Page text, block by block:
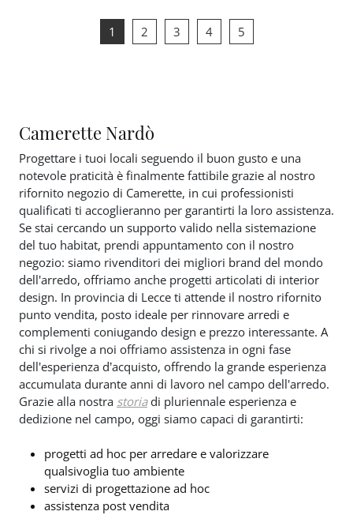
1 2 3 4 5
Camerette Nardò
Progettare i tuoi locali seguendo il buon gusto e una
notevole praticità è finalmente fattibile grazie al nostro
rifornito negozio di Camerette, in cui professionisti
qualificati ti accoglieranno per garantirti la loro assistenza.
Se stai cercando un supporto valido nella sistemazione
del tuo habitat, prendi appuntamento con il nostro
negozio: siamo rivenditori dei migliori brand del mondo
dell'arredo, offriamo anche progetti articolati di interior
design. In provincia di Lecce ti attende il nostro rifornito
punto vendita, posto ideale per rinnovare arredi e
complementi coniugando design e prezzo interessante. A
chi si rivolge a noi offriamo assistenza in ogni fase
dell'esperienza d’acquisto, offrendo la grande esperienza
accumulata durante anni di lavoro nel campo dell'arredo.
Grazie alla nostra storiadi pluriennale esperienza e
dedizione nel campo, oggi siamo capaci di garantirti:
progetti ad hoc per arredare e valorizzare
qualsivoglia tuo ambiente
servizi di progettazione ad hoc
assistenza post vendita